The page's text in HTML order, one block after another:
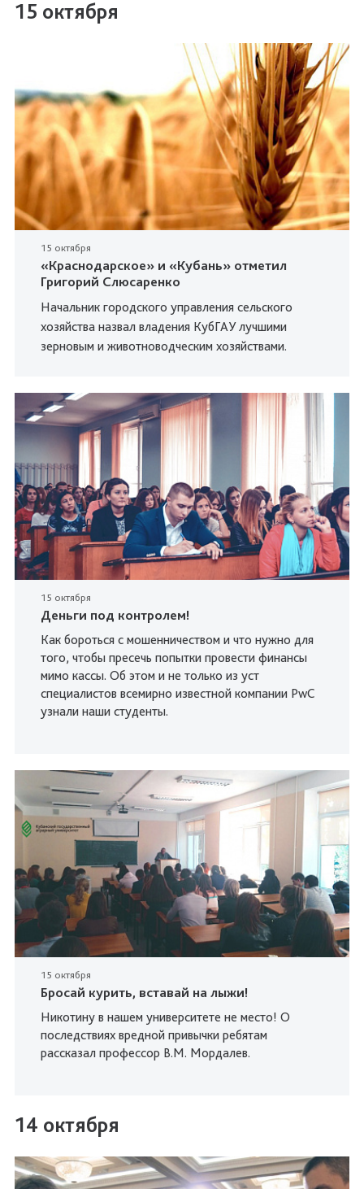
15 октября
15 октября
«Краснодарское» и «Кубань» отметил
Григорий Слюсаренко
Начальник городского управления сельского
хозяйства назвал владения КубГАУ лучшими
зерновым и животноводческим хозяйствами.
15 октября
Деньги под контролем!
Как бороться с мошенничеством и что нужно для
того, чтобы пресечь попытки провести финансы
мимо кассы. Об этом и не только из уст
специалистов всемирно известной компании PwC
узнали наши студенты.
15 октября
Бросай курить, вставай на лыжи!
Никотину в нашем университете не место! О
последствиях вредной привычки ребятам
рассказал профессор В.М. Мордалев.
14 октября